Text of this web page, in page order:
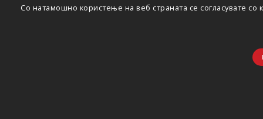
Со натамошно користење на веб страната се согласувате